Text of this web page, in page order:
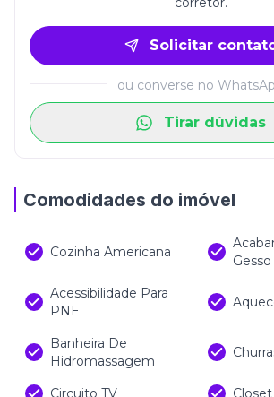
Solicitar
ou converse no
Tirar dúvidas
Comodidades do imóvel
Cozinha Americana
Gesso
Acessibilidade Para
PNE
Banheira De
Hidromassagem
Circuito TV Closet